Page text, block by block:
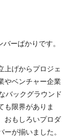
ーばかりです。
上げからプロジェ
やベンチャー企業
バックグラウンド
も限界がありま
おもしろいプロダ
が揃いました。